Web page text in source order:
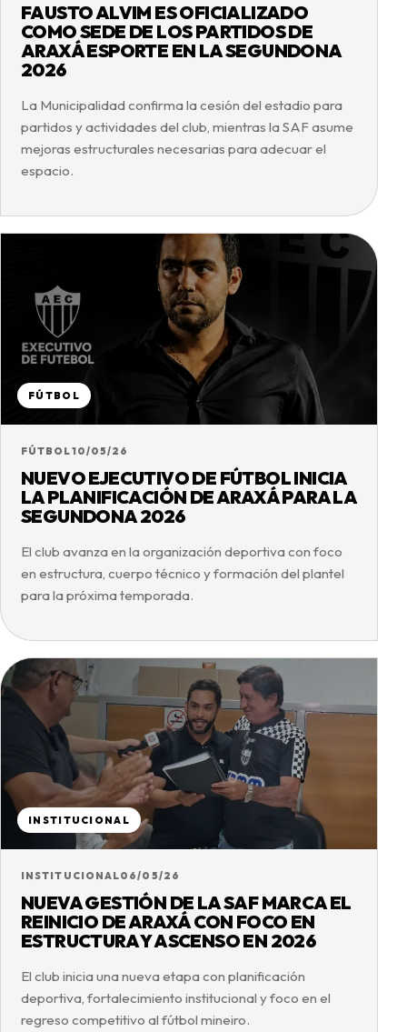
FAUSTO ALVIM ES OFICIALIZADO
COMO SEDE DE LOS PARTIDOS DE
ARAXÁ ESPORTE EN LA SEGUNDONA
2026
La Municipalidad confirma la cesión del estadio para
partidos y actividades del club, mientras la SAF asume
mejoras estructurales necesarias para adecuar el
espacio.
FÚTBOL
FÚTBOL10/05/26
NUEVO EJECUTIVO DE FÚTBOL INICIA
LA PLANIFICACIÓN DE ARAXÁ PARA LA
SEGUNDONA 2026
El club avanza en la organización deportiva con foco
en estructura, cuerpo técnico y formación del plantel
para la próxima temporada.
INSTITUCIONAL
INSTITUCIONAL06/05/26
NUEVA GESTIÓN DE LA SAF MARCA EL
REINICIO DE ARAXÁ CON FOCO EN
ESTRUCTURA Y ASCENSO EN 2026
El club inicia una nueva etapa con planificación
deportiva, fortalecimiento institucional y foco en el
regreso competitivo al fútbol mineiro.